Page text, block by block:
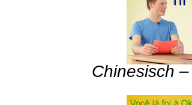
Chinesisch –